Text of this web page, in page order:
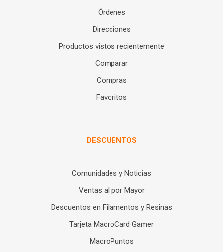
Órdenes
Direcciones
Productos vistos recientemente
Comparar
Compras
Favoritos
DESCUENTOS
Comunidades y Noticias
Ventas al por Mayor
Descuentos en Filamentos y Resinas
Tarjeta MacroCard Gamer
MacroPuntos